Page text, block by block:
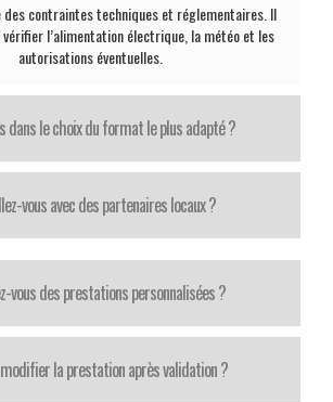
des contraintes techniques et réglementaires. Il
l’alimentation électrique, la météo et les
autorisations éventuelles.
dans le choix du format le plus adapté ?
vous avec des partenaires locaux ?
vous des prestations personnalisées ?
la prestation après validation ?